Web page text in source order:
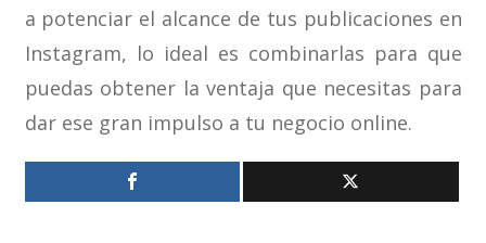
a potenciar el alcance de tus publicaciones en
Instagram, lo ideal es combinarlas para que
puedas obtener la ventaja que necesitas para
dar ese gran impulso a tu negocio online.